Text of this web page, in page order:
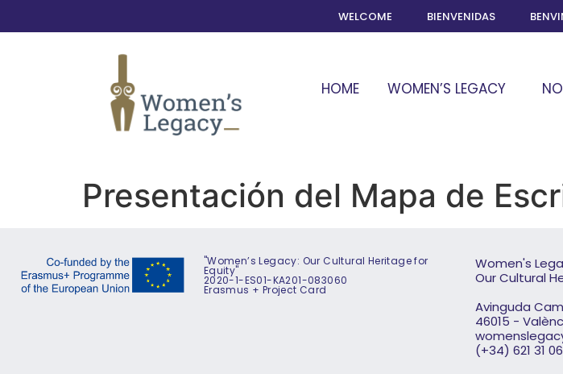
WELCOME BIENVENIDAS
HOME WOMEN’S LEGACY
Presentación del Mapa de
"Women’s Legacy: Our Cultural Heritage for
Equity"
2020-1-ES01-KA201-083060
Erasmus + Project Card
Women's
Our Cultural
Avinguda
46015 -
(+34) 621 31